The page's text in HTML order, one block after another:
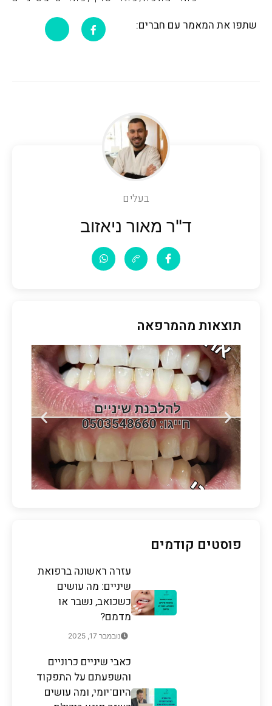
שתפו את המאמר עם חברים:
בעלים
ד"ר מאור ניאזוב
תוצאות מהמרפאה
פוסטים קודמים
עזרה ראשונה ברפואת
שיניים: מה עושים
כשכואב, נשבר או
מדמם?
נובמבר 17, 2025
כאבי שיניים כרוניים
והשפעתם על התפקוד
היום־יומי, ומה עושים